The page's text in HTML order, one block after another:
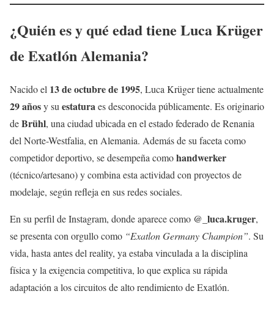
¿Quién es y qué edad tiene Luca Krüger
de Exatlón Alemania?
Nacido el 13 de octubre de 1995, Luca Krüger tiene actualmente
29 añosy su estaturaes desconocida públicamente. Es originario
deBrühl, una ciudad ubicada en el estado federado de Renania
del Norte-Westfalia, en Alemania. Además de su faceta como
competidor deportivo, se desempeña comohandwerker
(técnico/artesano) y combina esta actividad con proyectos de
modelaje, según refleja en sus redes sociales.
En su perfil de Instagram, donde aparece como @_luca.kruger,
se presenta con orgullo como “Exatlon Germany Champion”. Su
vida, hasta antes del reality, ya estaba vinculada a la disciplina
física y la exigencia competitiva, lo que explica su rápida
adaptación a los circuitos de alto rendimiento de Exatlón.